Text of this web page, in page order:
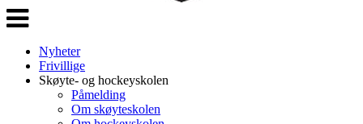
Veksle
navigasjon
Nyheter
Frivillige
Skøyte- og hockeyskolen
Påmelding
Om skøyteskolen